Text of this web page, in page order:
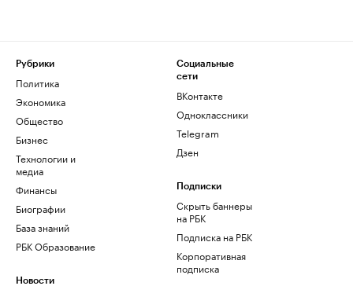
Рубрики
Политика
Экономика
Общество
Бизнес
Технологии и
медиа
Финансы
Биографии
База знаний
РБК Образование
Новости
Социальные
сети
ВКонтакте
Одноклассники
Telegram
Дзен
Подписки
Скрыть баннеры
на РБК
Подписка на РБК
Корпоративная
подписка